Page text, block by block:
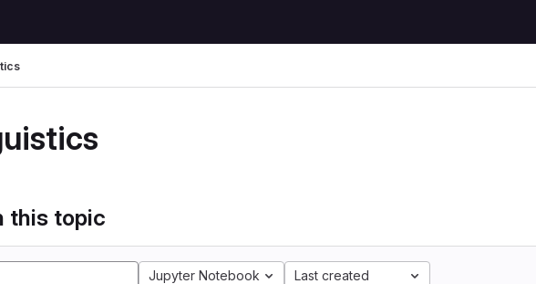
this topic
Jupyter Notebook Last created